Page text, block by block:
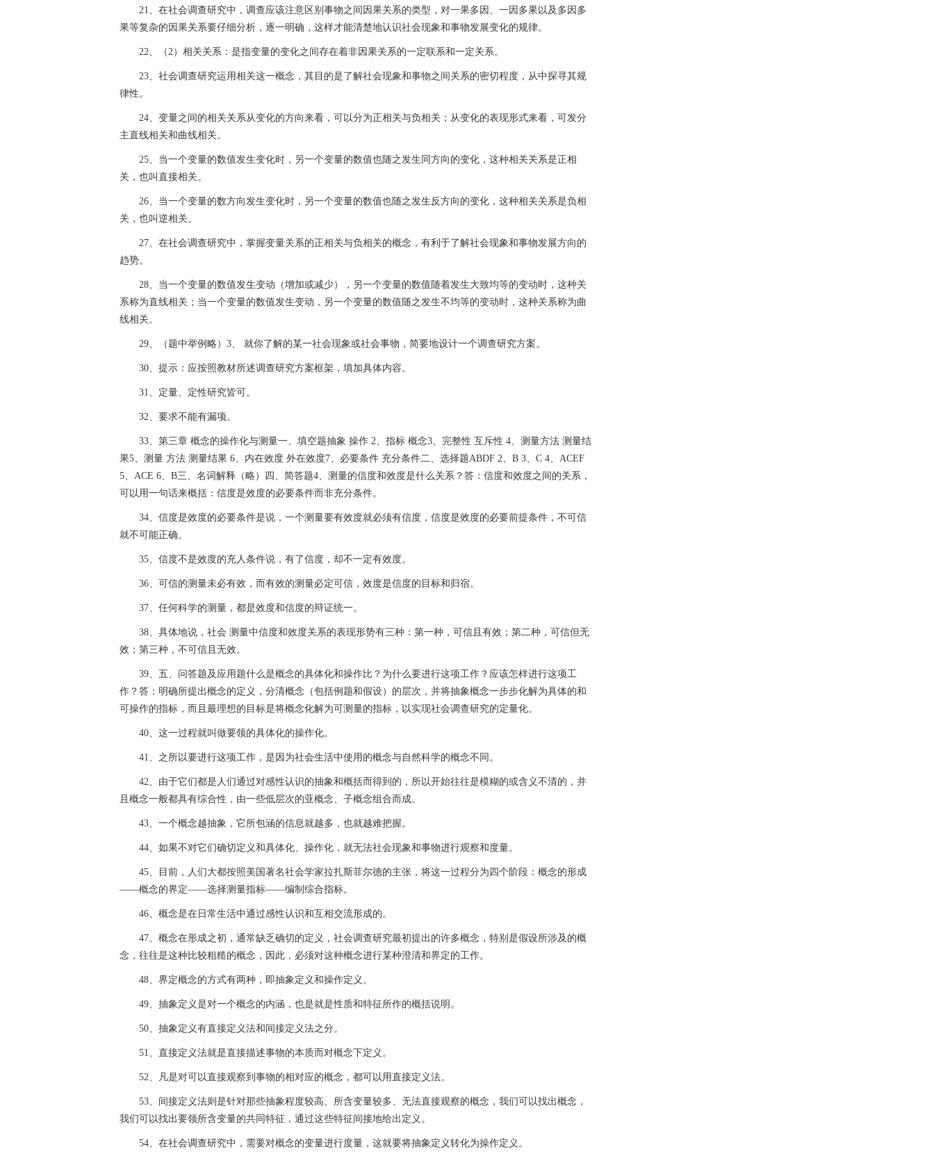
21、在社会调查研究中，调查应该注意区别事物之间因果关系的类型，对一果多因、一因多果以及多因多
果等复杂的因果关系要仔细分析，逐一明确，这样才能清楚地认识社会现象和事物发展变化的规律。
22、（2）相关关系：是指变量的变化之间存在着非因果关系的一定联系和一定关系。
23、社会调查研究运用相关这一概念，其目的是了解社会现象和事物之间关系的密切程度，从中探寻其规
律性。
24、变量之间的相关关系从变化的方向来看，可以分为正相关与负相关；从变化的表现形式来看，可发分
主直线相关和曲线相关。
25、当一个变量的数值发生变化时，另一个变量的数值也随之发生同方向的变化，这种相关关系是正相
关，也叫直接相关。
26、当一个变量的数方向发生变化时，另一个变量的数值也随之发生反方向的变化，这种相关关系是负相
关，也叫逆相关。
27、在社会调查研究中，掌握变量关系的正相关与负相关的概念，有利于了解社会现象和事物发展方向的
趋势。
28、当一个变量的数值发生变动（增加或减少），另一个变量的数值随着发生大致均等的变动时，这种关
系称为直线相关；当一个变量的数值发生变动，另一个变量的数值随之发生不均等的变动时，这种关系称为曲
线相关。
29、（题中举例略）3、 就你了解的某一社会现象或社会事物，简要地设计一个调查研究方案。
30、提示：应按照教材所述调查研究方案框架，填加具体内容。
31、定量、定性研究皆可。
32、要求不能有漏项。
33、第三章 概念的操作化与测量一、填空题抽象 操作 2、指标 概念3、完整性 互斥性 4、测量方法 测量结
果5、测量 方法 测量结果 6、内在效度 外在效度7、必要条件 充分条件二、选择题ABDF 2、B 3、C 4、ACEF
5、ACE 6、B三、名词解释（略）四、简答题4、测量的信度和效度是什么关系？答：信度和效度之间的关系，
可以用一句话来概括：信度是效度的必要条件而非充分条件。
34、信度是效度的必要条件是说，一个测量要有效度就必须有信度，信度是效度的必要前提条件，不可信
就不可能正确。
35、信度不是效度的充人条件说，有了信度，却不一定有效度。
36、可信的测量未必有效，而有效的测量必定可信，效度是信度的目标和归宿。
37、任何科学的测量，都是效度和信度的辩证统一。
38、具体地说，社会 测量中信度和效度关系的表现形势有三种：第一种，可信且有效；第二种，可信但无
效；第三种，不可信且无效。
39、五、问答题及应用题什么是概念的具体化和操作比？为什么要进行这项工作？应该怎样进行这项工
作？答：明确所提出概念的定义，分清概念（包括例题和假设）的层次，并将抽象概念一步步化解为具体的和
可操作的指标，而且最理想的目标是将概念化解为可测量的指标，以实现社会调查研究的定量化。
40、这一过程就叫做要领的具体化的操作化。
41、之所以要进行这项工作，是因为社会生活中使用的概念与自然科学的概念不同。
42、由于它们都是人们通过对感性认识的抽象和概括而得到的，所以开始往往是模糊的或含义不清的，并
且概念一般都具有综合性，由一些低层次的亚概念、子概念组合而成。
43、一个概念越抽象，它所包涵的信息就越多，也就越难把握。
44、如果不对它们确切定义和具体化、操作化，就无法社会现象和事物进行观察和度量。
45、目前，人们大都按照美国著名社会学家拉扎斯菲尔德的主张，将这一过程分为四个阶段：概念的形成
——概念的界定——选择测量指标——编制综合指标。
46、概念是在日常生活中通过感性认识和互相交流形成的。
47、概念在形成之初，通常缺乏确切的定义，社会调查研究最初提出的许多概念，特别是假设所涉及的概
念，往往是这种比较粗糙的概念，因此，必须对这种概念进行某种澄清和界定的工作。
48、界定概念的方式有两种，即抽象定义和操作定义。
49、抽象定义是对一个概念的内涵，也是就是性质和特征所作的概括说明。
50、抽象定义有直接定义法和间接定义法之分。
51、直接定义法就是直接描述事物的本质而对概念下定义。
52、凡是对可以直接观察到事物的相对应的概念，都可以用直接定义法。
53、间接定义法则是针对那些抽象程度较高、所含变量较多、无法直接观察的概念，我们可以找出概念，
我们可以找出要领所含变量的共同特征，通过这些特征间接地给出定义。
54、在社会调查研究中，需要对概念的变量进行度量，这就要将抽象定义转化为操作定义。